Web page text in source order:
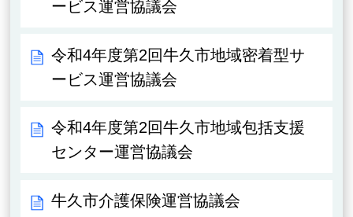
ービス運営協議会
令和4年度第2回牛久市地域密着型サ
ービス運営協議会
令和4年度第2回牛久市地域包括支援
センター運営協議会
牛久市介護保険運営協議会